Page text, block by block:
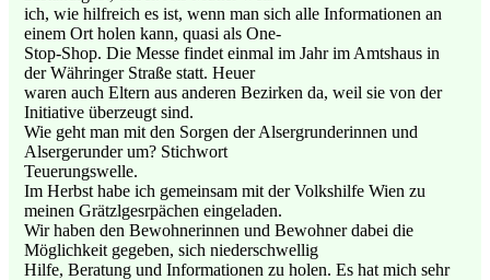
ich, wie hilfreich es ist, wenn man sich alle Informationen an
einem Ort holen kann, quasi als One-
Stop-Shop. Die Messe findet einmal im Jahr im Amtshaus in
der Währinger Straße statt. Heuer
waren auch Eltern aus anderen Bezirken da, weil sie von der
Initiative überzeugt sind.
Wie geht man mit den Sorgen der Alsergrunderinnen und
Alsergerunder um? Stichwort
Teuerungswelle.
Im Herbst habe ich gemeinsam mit der Volkshilfe Wien zu
meinen Grätzlgesrpächen eingeladen.
Wir haben den Bewohnerinnen und Bewohner dabei die
Möglichkeit gegeben, sich niederschwellig
Hilfe, Beratung und Informationen zu holen. Es hat mich sehr